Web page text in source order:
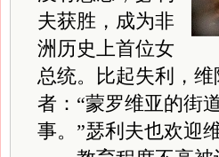
夫获胜，成为非
洲历史上首位女
总统。比起失利，
者：“蒙罗维亚的街
事。”瑟利夫也欢迎